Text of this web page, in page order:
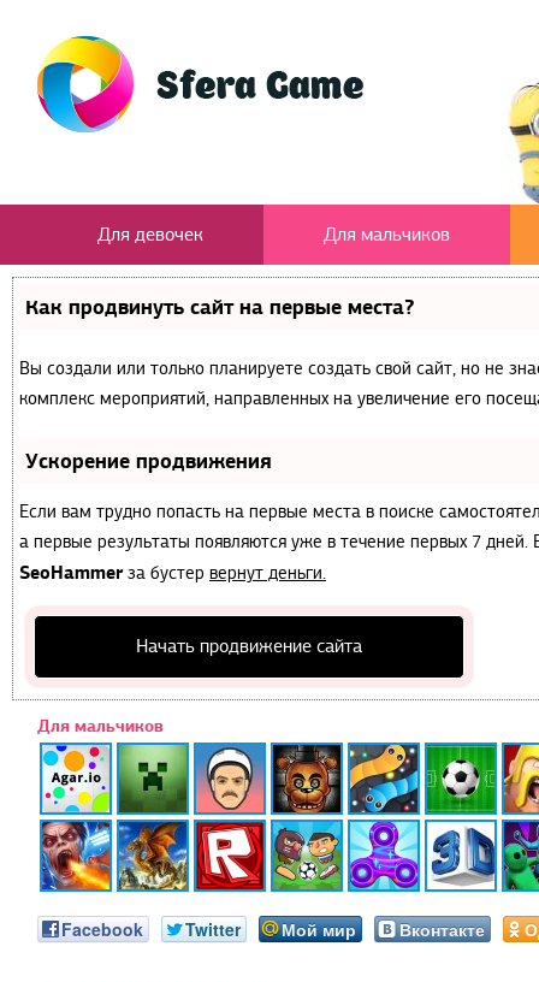
Для девочек Для мальчиков
Как продвинуть сайт на первые места?
Вы создали или только планируете создать свой сайт, но не
комплекс мероприятий, направленных на увеличение его
Ускорение продвижения
Если вам трудно попасть на первые места в поиске
а первые результаты появляются уже в течение первых 7
SeoHammerза бустер вернут деньги.
Начать продвижение сайта
Для мальчиков
Facebook Twitter Мой мир Вконтакте